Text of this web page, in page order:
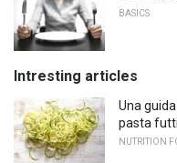
BASICS
Intresting articles
Una
pasta
NUTRITION